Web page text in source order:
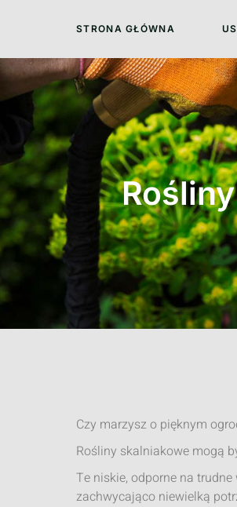
STRONA GŁÓWNA
Czy marzysz o pięknym
Rośliny skalniakowe mogą
Te niskie, odporne na
zachwycająco niewielką